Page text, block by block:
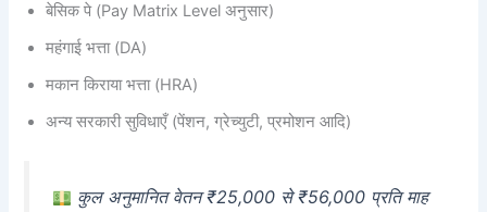
बेसिक पे (Pay Matrix Level अनुसार)
महंगाई भत्ता (DA)
मकान किराया भत्ता (HRA)
अन्य सरकारी सुविधाएँ (पेंशन, ग्रेच्युटी, प्रमोशन आदि)
कुल अनुमानित वेतन ₹25,000 से ₹56,000 प्रति माह